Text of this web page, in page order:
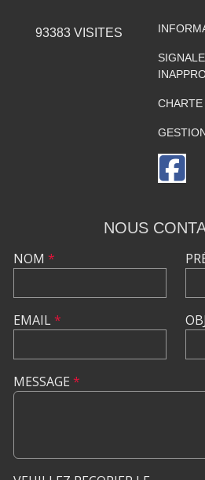
93383VISITES
NOUS
NOM *
EMAIL*
MESSAGE *